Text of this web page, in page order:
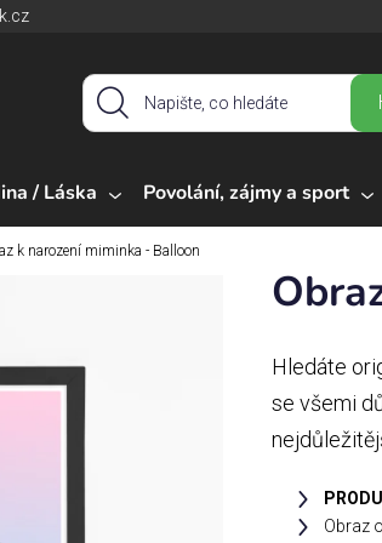
/ Láska Povolání, zájmy a sport
k narození miminka - Balloon
Hledáte
se všemi
Obraz